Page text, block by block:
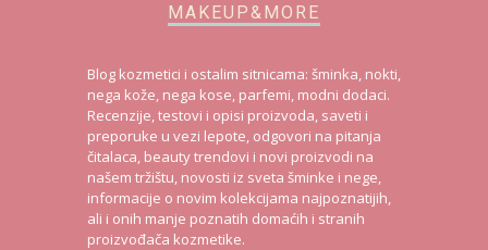
MAKEUP&MORE
Blog kozmetici i ostalim sitnicama: šminka, nokti,
nega kože, nega kose, parfemi, modni dodaci.
Recenzije, testovi i opisi proizvoda, saveti i
preporuke u vezi lepote, odgovori na pitanja
čitalaca, beauty trendovi i novi proizvodi na
našem tržištu, novosti iz sveta šminke i nege,
informacije o novim kolekcijama najpoznatijih,
ali i onih manje poznatih domaćih i stranih
proizvođača kozmetike.